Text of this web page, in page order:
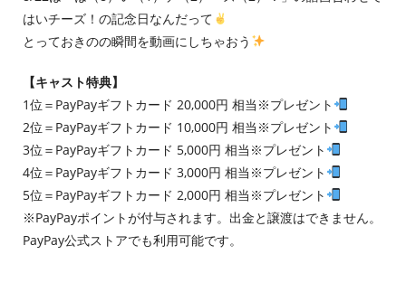
はいチーズ！の記念日なんだって
とっておきのの瞬間を動画にしちゃおう
【キャスト特典】
1位＝PayPayギフトカード 20,000円 相当※プレゼント
2位＝PayPayギフトカード 10,000円 相当※プレゼント
3位＝PayPayギフトカード 5,000円 相当※プレゼント
4位＝PayPayギフトカード 3,000円 相当※プレゼント
5位＝PayPayギフトカード 2,000円 相当※プレゼント
※PayPayポイントが付与されます。出金と譲渡はできません。
PayPay公式ストアでも利用可能です。